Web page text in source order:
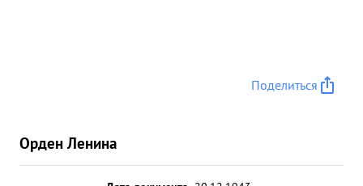
Поделиться
Орден Ленина